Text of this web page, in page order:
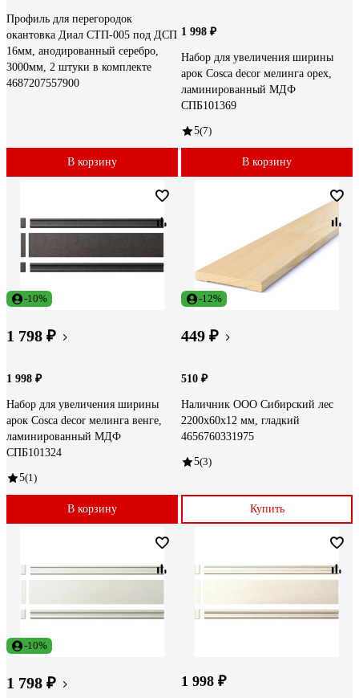
Профиль для перегородок
окантовка Диал СТП-005 под ДСП
16мм, анодированный серебро,
3000мм, 2 штуки в комплекте
4687207557900
В корзину
1 998 ₽
Набор для увеличения ширины
арок Cosca decor мелинга орех,
ламинированный МДФ
СПБ101369
5(7)
В корзину
-10%
1 798 ₽
1 998 ₽
Набор для увеличения ширины
арок Cosca decor мелинга венге,
ламинированный МДФ
СПБ101324
5(1)
В корзину
-12%
449 ₽
510 ₽
Наличник ООО Сибирский лес
2200х60х12 мм, гладкий
4656760331975
5(3)
Купить
-10%
1 798 ₽ 1 998 ₽